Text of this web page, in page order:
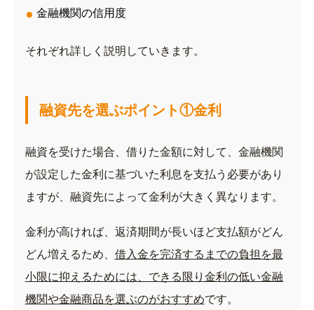
金融機関の信用度
それぞれ詳しく説明していきます。
融資先を選ぶポイント①金利
融資を受けた場合、借りた金額に対して、金融機関
が設定した金利に基づいた利息を支払う必要があり
ますが、融資先によって金利が大きく異なります。
金利が高ければ、返済期間が長いほど支払額がどん
どん増えるため、 借入金を完済するまでの負担を最
小限に抑えるためには、できる限り金利の低い金融
機関や金融商品を選ぶのがおすすめです。